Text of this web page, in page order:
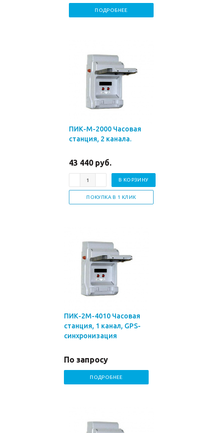
ПОДРОБНЕЕ
ПИК-М-2000 Часовая
станция, 2 канала.
43 440 руб.
В КОРЗИНУ
ПОКУПКА В 1 КЛИК
ПИК-2М-4010 Часовая
станция, 1 канал, GPS-
синхронизация
По запросу
ПОДРОБНЕЕ